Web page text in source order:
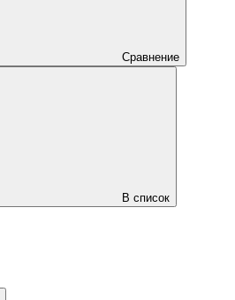
Сравнение
В список